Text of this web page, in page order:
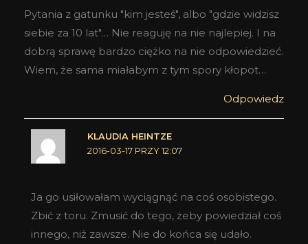
Pytania z gatunku "kim jesteś", albo "gdzie widzisz
siebie za 10 lat"… Nie reaguję na nie najlepiej. I na
dobrą sprawę bardzo ciężko na nie odpowiedzieć.
Wiem, że sama miałabym z tym spory kłopot…
Odpowiedz
KLAUDIA HEINTZE
2016-03-17 PRZY 12:07
Ja go usiłowałam wyciągnąć na coś osobistego.
Zbić z toru. Zmusić do tego, żeby powiedział coś
innego, niż zawsze. Nie do końca się udało.